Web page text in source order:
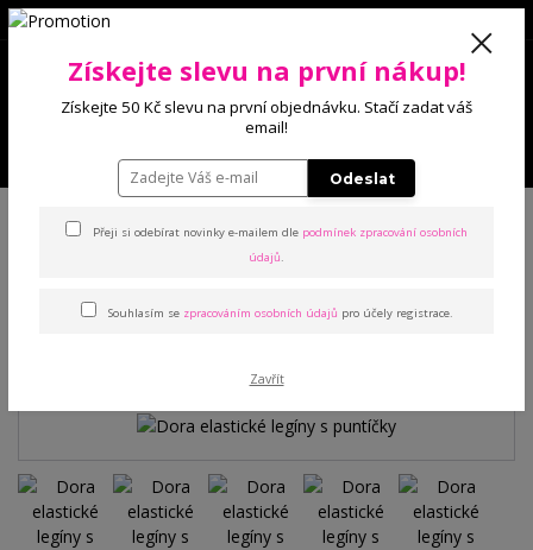
0 Kč
puntíčky
Získejte slevu na první nákup!
Získejte 50 Kč slevu na první objednávku. Stačí zadat váš
email!
Odeslat
Přeji si odebírat novinky e-mailem dle podmínek zpracování osobních
údajů.
Souhlasím se zpracováním osobních údajů pro účely registrace.
Zavřít